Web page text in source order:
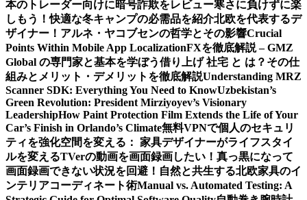
本のトレーダー向けに暗号詐欺をレビュー寒さに負けずに楽
しもう！快適な冬キャンプの必需品を紹介北欧を代表するデ
ザイナー！アルネ・ヤコブセンの哲学とその影響Crucial
Points Within Mobile App LocalizationFXを徹底解説 – GMZ
Global の専門家と基本を学ぼう借り上げ 社宅 と は？その仕
組みとメリット・デメリットを徹底解説Understanding MRZ
Scanner SDK: Everything You Need to KnowUzbekistan’s
Green Revolution: President Mirziyoyev’s Visionary
LeadershipHow Paint Protection Film Extends the Life of Your
Car’s Finish in Orlando’s Climate無料VPNで個人のセキュリ
ティを強化空間を変える： 家具デザイナーがライフスタイ
ルを変えるTVerの動画を画面録画したい！真っ黒になって
画面録画できない状況を回避！ 自然と共生する北欧家具のイ
ンテリアコーディネート術Manual vs. Automated Testing: A